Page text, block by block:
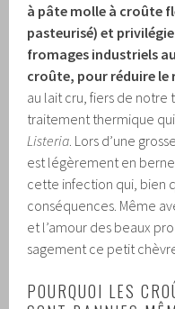
à pâte molle à croûte
pasteurisé) et
fromages industriels
croûte, pour réduire le
au lait cru, fiers de notre
traitement thermique
Listeria . Lors d’une
est légèrement en
cette infection qui, bien
conséquences. Même
et l’amour des beaux
sagement ce petit
POURQUOI LES